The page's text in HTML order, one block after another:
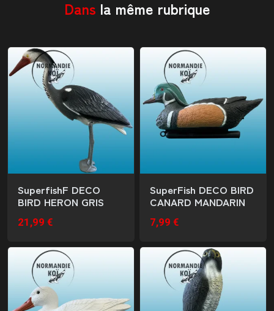
Dans la même rubrique
SuperfishF DECO
BIRD HERON GRIS
21,99 €
SuperFish DECO BIRD
CANARD MANDARIN
7,99 €